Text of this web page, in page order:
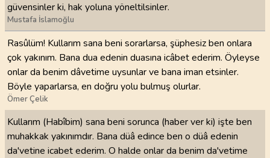
güvensinler ki, hak yoluna yöneltilsinler.
Mustafa İslamoğlu
Rasûlüm! Kullarım sana beni sorarlarsa, şüphesiz ben onlara
çok yakınım. Bana dua edenin duasına icâbet ederim. Öyleyse
onlar da benim dâvetime uysunlar ve bana iman etsinler.
Böyle yaparlarsa, en doğru yolu bulmuş olurlar.
Ömer Çelik
Kullarım (Habîbim) sana beni sorunca (haber ver ki) işte ben
muhakkak yakınımdır. Bana düâ edince ben o düâ edenin
da'vetine icabet ederim. O halde onlar da benim da'vetime